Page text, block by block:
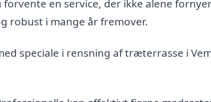
en service, der ikke alene
robust i mange år fremover.
speciale i rensning af træterrasse i